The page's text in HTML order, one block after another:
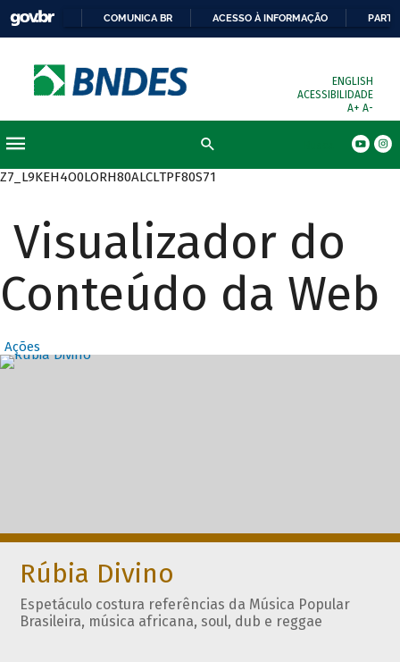
COMUNICA BR ACESSO À INFORMAÇÃO
ENGLISH
ACESSIBILIDADE
A+ A-
Z7_L9KEH4O0LORH80ALCLTPF80S71
Visualizador do
Conteúdo da Web
Ações
Destaques
Rúbia Divino
Espetáculo costura referências da Música Popular
Brasileira, música africana, soul, dub e reggae